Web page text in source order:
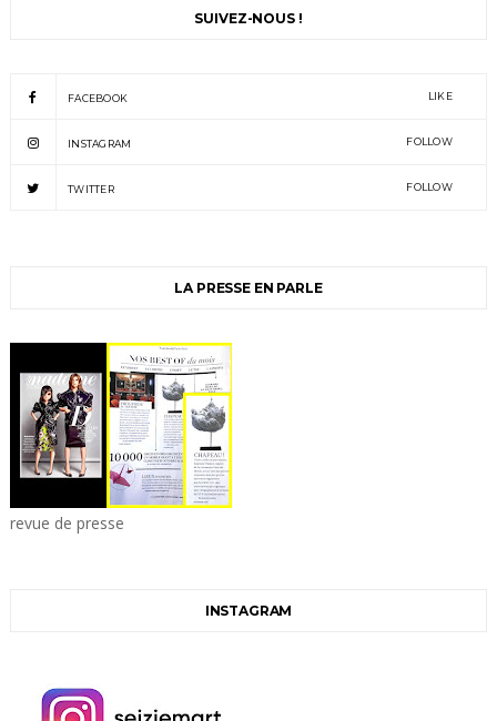
SUIVEZ-NOUS !
FACEBOOK LIKE
INSTAGRAM FOLLOW
TWITTER FOLLOW
LA PRESSE EN PARLE
revue de presse
INSTAGRAM